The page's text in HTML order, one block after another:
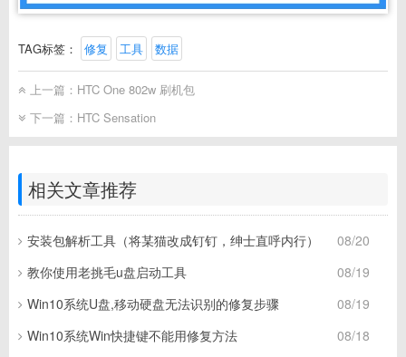
TAG标签： 修复 工具 数据
上一篇： HTC One 802w 刷机包
下一篇： HTC Sensation
相关文章推荐
08/20
安装包解析工具（将某猫改成钉钉，绅士直呼内行）
08/19
教你使用老挑毛u盘启动工具
08/19
Win10系统U盘,移动硬盘无法识别的修复步骤
08/18
Win10系统Win快捷键不能用修复方法